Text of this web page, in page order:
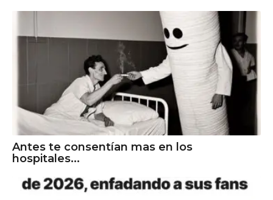
Antes te consentían mas en los
hospitales...